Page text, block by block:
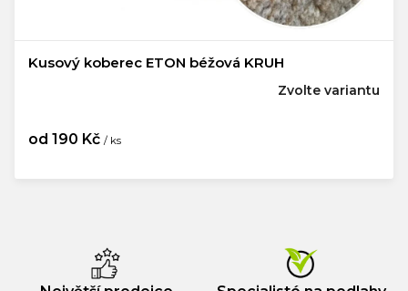
Kusový koberec ETON béžová KRUH
od 190 Kč / ks
Zvolte variantu